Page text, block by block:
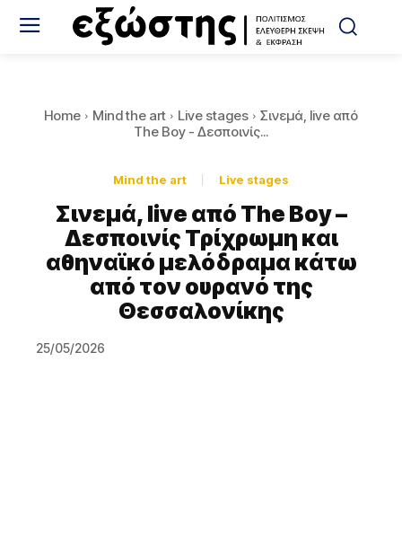
Home Mind the art Live stages
Σινεμά, live από
Τhe Boy - Δεσποινίς...
Mind the art Live stages
Σινεμά, live από Τhe Boy –
Δεσποινίς Τρίχρωμη και
αθηναϊκό μελόδραμα κάτω
από τον ουρανό της
Θεσσαλονίκης
25/05/2026